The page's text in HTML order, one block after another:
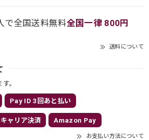
で全国送料無料全国一律 800円
送料について
。
Pay ID 3回あと払い
キャリア決済 Amazon Pay
お支払い方法について